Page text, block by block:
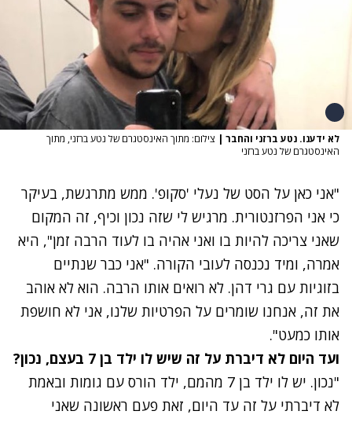
לא ידענו. נטע ברזני והחבר | צילום: מתוך האינסטגרם של נטע ברזני, מתוך
האינסטגרם של נטע ברזני
"אני כאן על הסט של נעלי 'סקופ'. ממש מתרגשת, בעיקר
כי אני הפרזנטורית. מרגיש לי שזה נכון וכיף, זה המקום
שאני צריכה להיות בו ואני אהיה בו לעוד הרבה זמן", היא
אמרה, ומיד נכנסה לעובי הקורה. "אני כבר שנתיים
בזוגיות עם גרי דהן. לא רואים אותו הרבה. הוא לא אוהב
את זה, אנחנו שומרים על הפרטיות שלנו, אני לא חושפת
אותו כמעט".
ועד היום לא דיברת על זה שיש לו ילד בן 7 בעצם, נכון?
"נכון. יש לו ילד בן 7 מהמם, ילד הורס עם גומות ובאמת
לא דיברתי על זה עד היום, זאת פעם ראשונה שאני